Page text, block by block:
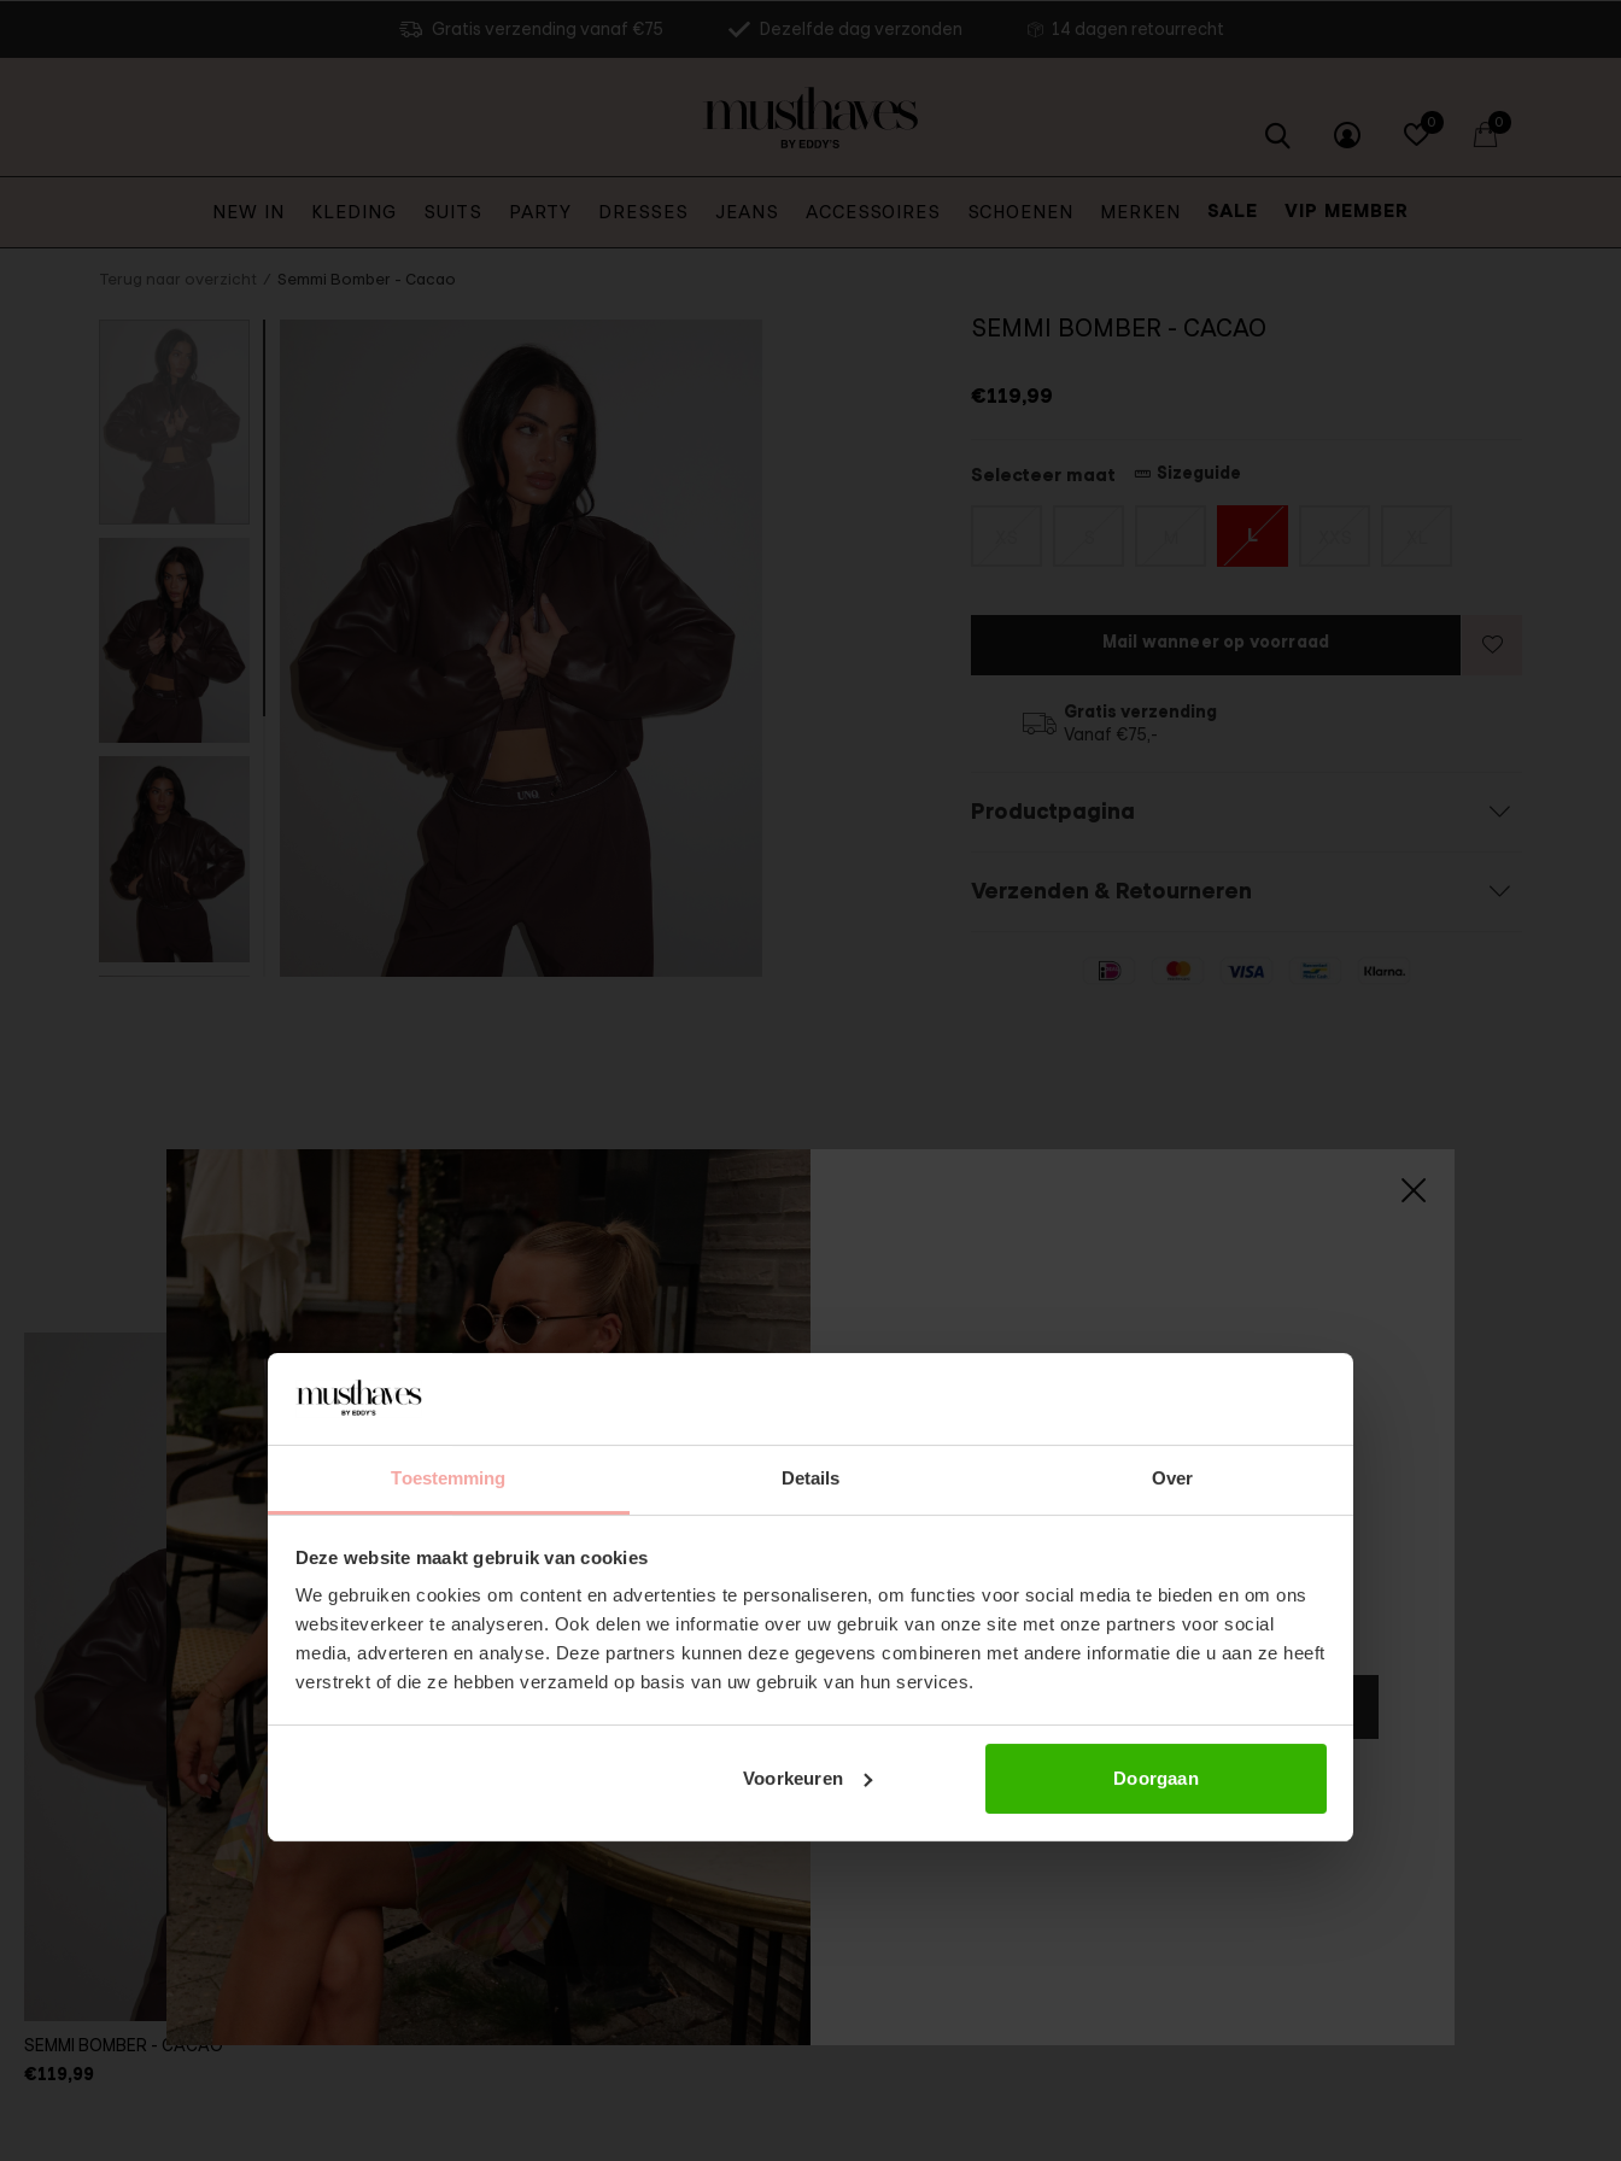
Toestemming Details Over
Deze website maakt gebruik van cookies
We gebruiken cookies om content en advertenties te personaliseren, om functies voor social media te bieden en om ons
websiteverkeer te analyseren. Ook delen we informatie over uw gebruik van onze site met onze partners voor social
media, adverteren en analyse. Deze partners kunnen deze gegevens combineren met andere informatie die u aan ze heeft
verstrekt of die ze hebben verzameld op basis van uw gebruik van hun services.
Voorkeuren Doorgaan
SUBSCRIBE NOW & GET 10%
NEW IN KLEDING SUITS PARTY DRESSES JEANS ACCESSOIRES SCHOENEN MERKEN SALE VIP MEMBER
0 0
Gratis verzending vanaf €75 Dezelfde dag verzonden 14 dagen retourrecht
Terug naar overzicht Semmi Bomber - Cacao
SEMMI BOMBER - CACAO
€119,99
Selecteer maat Sizeguide
L
Mail wanneer op voorraad
Gratis verzending
Vanaf €75,-
Productpagina
Verzenden & Retourneren
RECENTE ARTIKELEN
SEMMI BOMBER - CACAO
€119,99